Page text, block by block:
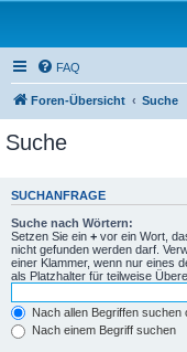
FAQ
Foren-Übersicht Suche
Suche
SUCHANFRAGE
Suche nach Wörtern:
Setzen Sie ein + vor ein Wort,
nicht gefunden werden darf.
einer Klammer, wenn nur eines
als Platzhalter für teilweise
Nach allen Begriffen
Nach einem Begriff suchen